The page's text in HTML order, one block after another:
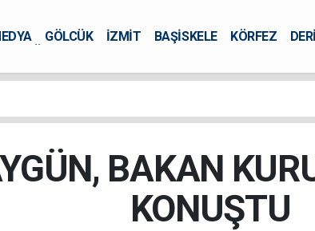
GÖLCÜK İZMİT BAŞİSKELE KÖRFEZ
BAKAN
KONUŞTU